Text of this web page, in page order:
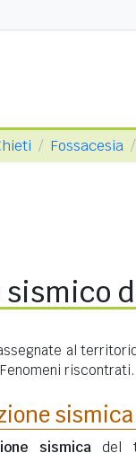
Fossacesia
al
sismica
sismica del